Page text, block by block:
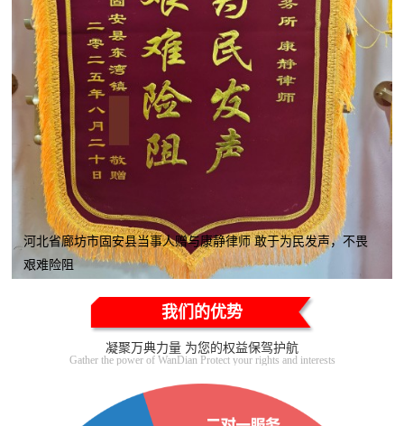
河北省廊坊市固安县当事人赠与康静律师 敢于为民发声，不畏
艰难险阻
我们的优势
凝聚万典力量 为您的权益保驾护航
Gather the power of WanDian Protect your rights and interests